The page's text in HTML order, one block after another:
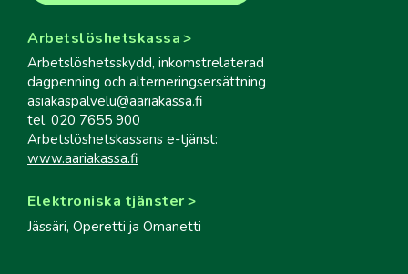
Arbetslöshetskassa
Arbetslöshetsskydd, inkomstrelaterad
dagpenning och alterneringsersättning
asiakaspalvelu@aariakassa.fi
tel. 020 7655 900
Arbetslöshetskassans e-tjänst:
www.aariakassa.fi
Elektroniska tjänster
Jässäri, Operetti ja Omanetti